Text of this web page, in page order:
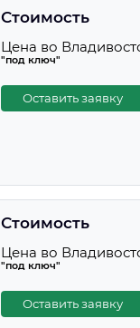
Стоимость
Цена во
"под ключ"
Оставить заявку
Стоимость
Цена во
"под ключ"
Оставить заявку